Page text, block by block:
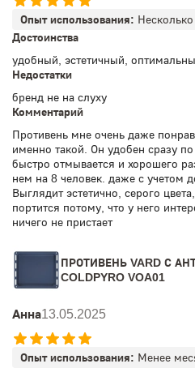
Опыт использования:
Достоинства
удобный, эстетичный,
Недостатки
бренд не на слуху
Комментарий
Противень мне очень даже
именно такой. Он удобен сразу
быстро отмывается и хорошего
нем на 8 человек. даже с учетом
Выглядит эстетично, серого
портится потому, что у него
ничего не пристает
ПРОТИВЕНЬ VARD С
COLDPYRO VOA01
Анна13.05.2025
Опыт использования: Менее